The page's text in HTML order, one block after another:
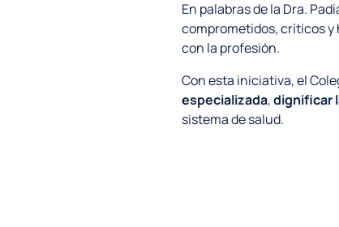
En palabras de la Dra.
comprometidos, críticos y
con la profesión.
Con esta iniciativa, el
especializada,dignificar
sistema de salud.